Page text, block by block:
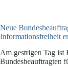
Neue
Informationsfreiheit
Am gestrigen Tag ist
Bundesbeauftragten